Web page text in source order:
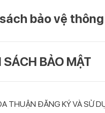
bảo vệ
SÁCH BẢO MẬT
THUẬN ĐĂNG KÝ VÀ SỬ